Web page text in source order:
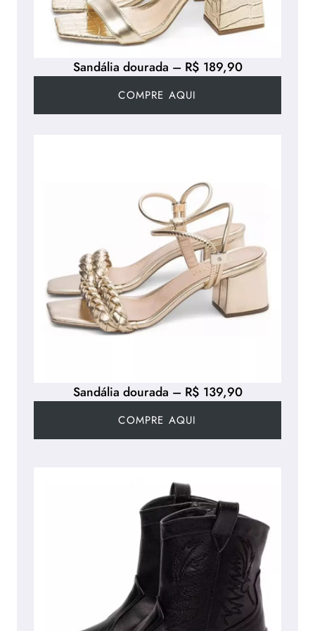
Sandália dourada – R$ 189,90
COMPRE AQUI
Sandália dourada – R$ 139,90
COMPRE AQUI